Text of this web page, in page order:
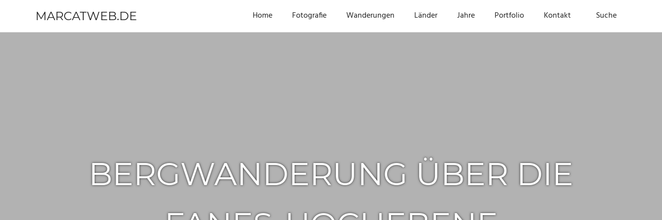
Zum
MARCATWEB.DE
Fotografie
Home Fotografie Wanderungen Länder Jahre Portfolio Kontakt Suche
BERGWANDERUNG ÜBER DIE